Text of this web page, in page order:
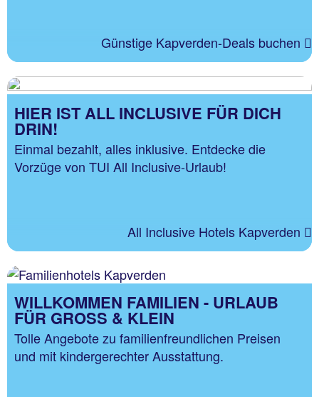
Günstige Kapverden-Deals buchen
HIER IST ALL INCLUSIVE FÜR DICH
DRIN!
Einmal bezahlt, alles inklusive. Entdecke die
Vorzüge von TUI All Inclusive-Urlaub!
All Inclusive Hotels Kapverden
WILLKOMMEN FAMILIEN - URLAUB
FÜR GROSS & KLEIN
Tolle Angebote zu familienfreundlichen Preisen
und mit kindergerechter Ausstattung.